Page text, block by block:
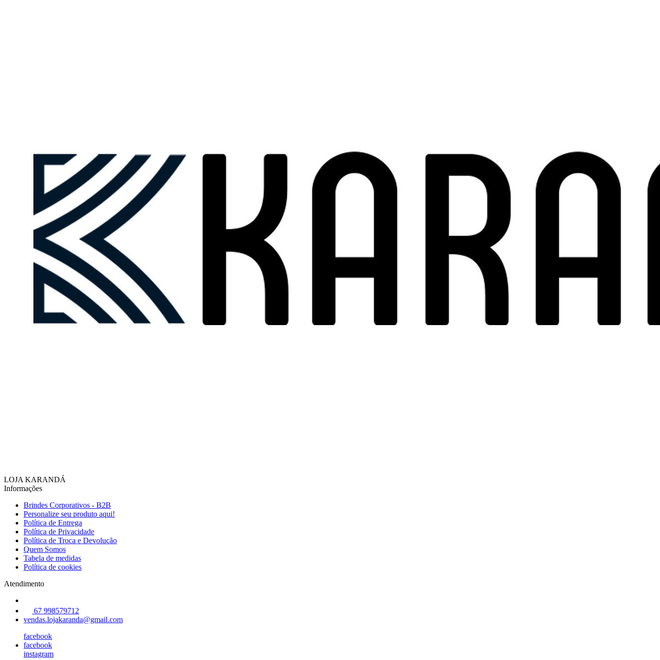
LOJA KARANDÁ
Informações
Brindes Corporativos - B2B
Personalize seu produto aqui!
Política de Entrega
Política de Privacidade
Política de Troca e Devolução
Quem Somos
Tabela de medidas
Política de cookies
Atendimento
67 998579712
vendas.lojakaranda@gmail.com
facebook
facebook
instagram